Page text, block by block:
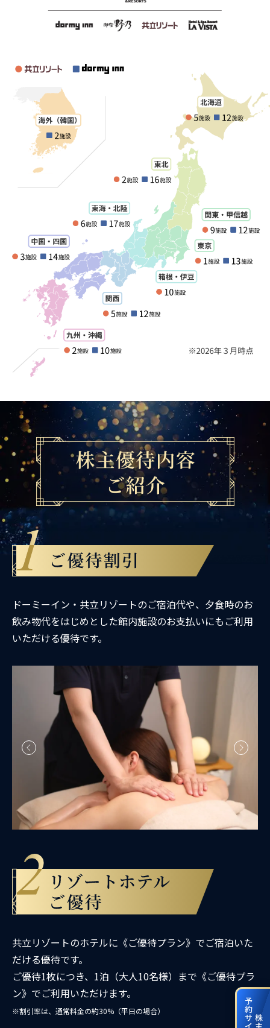
ドーミーイン・共立リゾートのご宿泊代や、夕食時のお
飲み物代をはじめとした館内施設のお支払いにもご利用
いただける優待です。
共立リゾートのホテルに《ご優待プラン》でご宿泊いた
だける優待です。
ご優待1枚につき、1泊（大人10名様）まで《ご優待プラ
ン》でご利用いただけます。
※割引率は、通常料金の約30%（平日の場合）